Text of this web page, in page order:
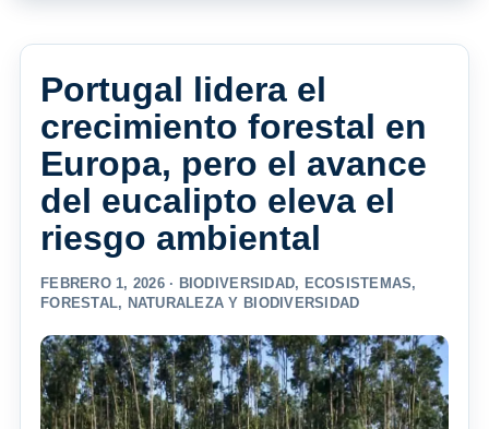
Portugal lidera el
crecimiento forestal en
Europa, pero el avance
del eucalipto eleva el
riesgo ambiental
FEBRERO 1, 2026 · BIODIVERSIDAD, ECOSISTEMAS,
FORESTAL, NATURALEZA Y BIODIVERSIDAD